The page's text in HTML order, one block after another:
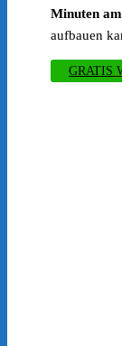
Minuten
aufbauen
GRATIS